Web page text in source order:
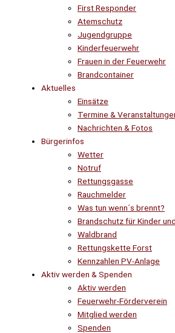
First Responder
Atemschutz
Jugendgruppe
Kinderfeuerwehr
Frauen in der Feuerwehr
Brandcontainer
Aktuelles
Einsätze
Termine &
Nachrichten & Fotos
Bürgerinfos
Wetter
Notruf
Rettungsgasse
Rauchmelder
Was tun wenn´s brennt?
Brandschutz für Kinder
Waldbrand
Rettungskette Forst
Kennzahlen PV-Anlage
Aktiv werden & Spenden
Aktiv werden
Feuerwehr-Förderverein
Mitglied werden
Spenden